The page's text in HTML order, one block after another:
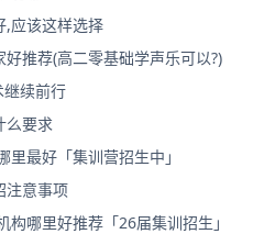
,应该这样选择
推荐(高二零基础学声乐可以?)
续前行
么要求
最好「集训营招生中」
注意事项
哪里好推荐「26届集训招生」